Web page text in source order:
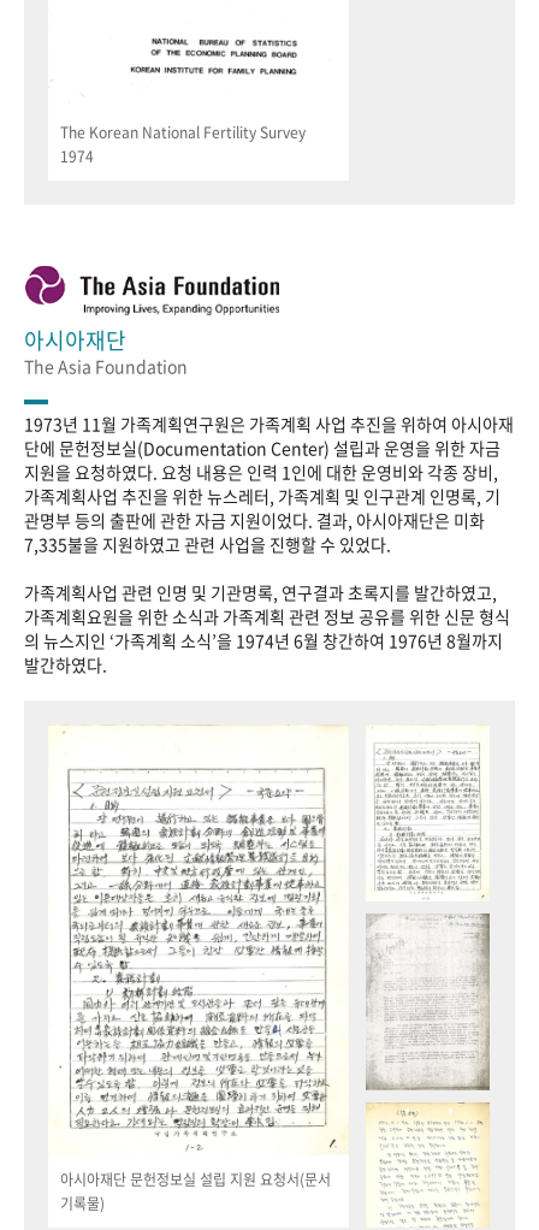
The Korean National Fertility Survey
1974
아시아재단
The Asia Foundation
1973년 11월 가족계획연구원은 가족계획 사업 추진을 위하여 아시아재
단에 문헌정보실(Documentation Center) 설립과 운영을 위한 자금
지원을 요청하였다. 요청 내용은 인력 1인에 대한 운영비와 각종 장비,
가족계획사업 추진을 위한 뉴스레터, 가족계획 및 인구관계 인명록, 기
관명부 등의 출판에 관한 자금 지원이었다. 결과, 아시아재단은 미화
7,335불을 지원하였고 관련 사업을 진행할 수 있었다.
가족계획사업 관련 인명 및 기관명록, 연구결과 초록지를 발간하였고,
가족계획요원을 위한 소식과 가족계획 관련 정보 공유를 위한 신문 형식
의 뉴스지인 ‘가족계획 소식’을 1974년 6월 창간하여 1976년 8월까지
발간하였다.
아시아재단 문헌정보실 설립 지원 요청서(문서
기록물)